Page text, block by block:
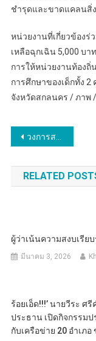
ชำรุดและขาดแคลนสิ่
หน่วยงานที่เกี่ยวข้องร่
เหลือฉุกเฉิน 5,000 บา
การให้หน่วยงานท้อง
การศึกษาของเด็กทั้ง
จังหวัดสกลนคร / ภา
แนะแนว
เรื่อง
วงการสงฆ์ไปไกลระดับโลกแล้ว แต่ทำไม “รากแก้ว” อย่างเยาวชนถึงยังลอยคออยู่?
RELATED
ผู้ว่าเน้นความสงบเรีย
มีนาคม 3, 2026
ร้อยเอ็ด!!!’ นายวีระ ศ
ประธาน เปิดกิจกรรม
กับเครือข่าย 20 อำเภอ